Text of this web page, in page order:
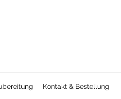
Kontakt & Bestellung